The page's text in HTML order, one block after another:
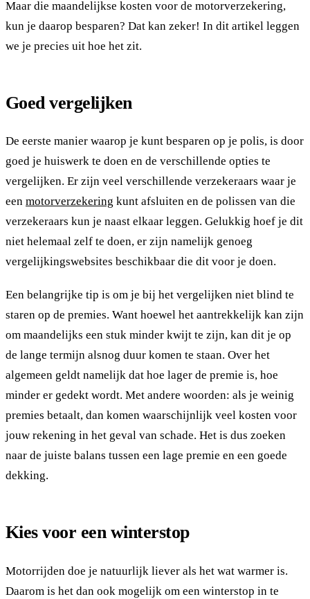
Maar die maandelijkse kosten voor de motorverzekering,
kun je daarop besparen? Dat kan zeker! In dit artikel leggen
we je precies uit hoe het zit.
Goed vergelijken
De eerste manier waarop je kunt besparen op je polis, is door
goed je huiswerk te doen en de verschillende opties te
vergelijken. Er zijn veel verschillende verzekeraars waar je
een motorverzekering kunt afsluiten en de polissen van die
verzekeraars kun je naast elkaar leggen. Gelukkig hoef je dit
niet helemaal zelf te doen, er zijn namelijk genoeg
vergelijkingswebsites beschikbaar die dit voor je doen.
Een belangrijke tip is om je bij het vergelijken niet blind te
staren op de premies. Want hoewel het aantrekkelijk kan zijn
om maandelijks een stuk minder kwijt te zijn, kan dit je op
de lange termijn alsnog duur komen te staan. Over het
algemeen geldt namelijk dat hoe lager de premie is, hoe
minder er gedekt wordt. Met andere woorden: als je weinig
premies betaalt, dan komen waarschijnlijk veel kosten voor
jouw rekening in het geval van schade. Het is dus zoeken
naar de juiste balans tussen een lage premie en een goede
dekking.
Kies voor een winterstop
Motorrijden doe je natuurlijk liever als het wat warmer is.
Daarom is het dan ook mogelijk om een winterstop in te